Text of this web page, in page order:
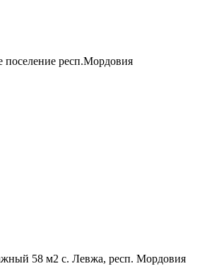
поселение респ.Мордовия
58 м2 с. Левжа, респ. Мордовия